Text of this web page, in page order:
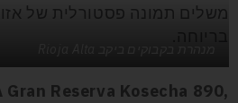
Gran Reserva Kosecha 890,